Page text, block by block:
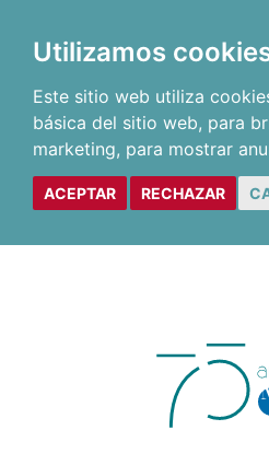
Utilizamos
Este sitio web utiliza
básica del sitio web, para
marketing, para mostrar
ACEPTAR RECHAZAR